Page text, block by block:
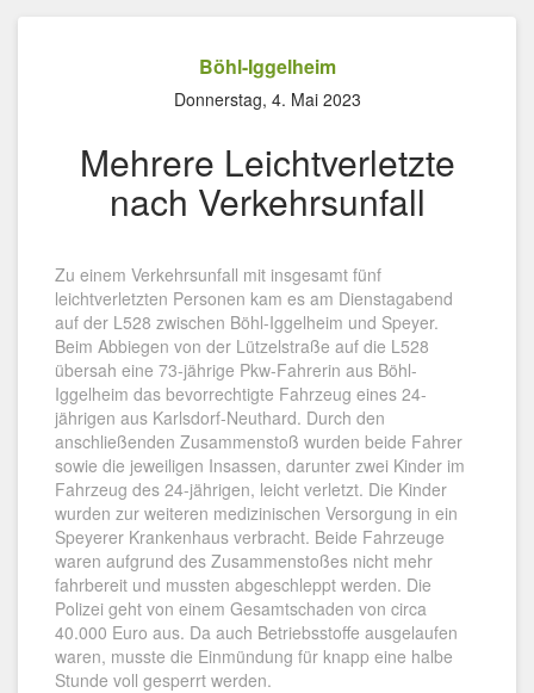
Böhl-Iggelheim
Donnerstag, 4. Mai 2023
Mehrere Leichtverletzte
nach Verkehrsunfall
Zu einem Verkehrsunfall mit insgesamt fünf
leichtverletzten Personen kam es am Dienstagabend
auf der L528 zwischen Böhl-Iggelheim und Speyer.
Beim Abbiegen von der Lützelstraße auf die L528
übersah eine 73-jährige Pkw-Fahrerin aus Böhl-
Iggelheim das bevorrechtigte Fahrzeug eines 24-
jährigen aus Karlsdorf-Neuthard. Durch den
anschließenden Zusammenstoß wurden beide Fahrer
sowie die jeweiligen Insassen, darunter zwei Kinder im
Fahrzeug des 24-jährigen, leicht verletzt. Die Kinder
wurden zur weiteren medizinischen Versorgung in ein
Speyerer Krankenhaus verbracht. Beide Fahrzeuge
waren aufgrund des Zusammenstoßes nicht mehr
fahrbereit und mussten abgeschleppt werden. Die
Polizei geht von einem Gesamtschaden von circa
40.000 Euro aus. Da auch Betriebsstoffe ausgelaufen
waren, musste die Einmündung für knapp eine halbe
Stunde voll gesperrt werden.